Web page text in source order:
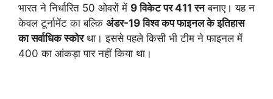
भारत ने निर्धारित 50 ओवरों में 9 विकेट पर 411 रनबनाए। यह न
केवल टूर्नामेंट का बल्कि अंडर-19 विश्व कप फाइनल के इतिहास
का सर्वाधिक स्कोरथा। इससे पहले किसी भी टीम ने फाइनल में
400 का आंकड़ा पार नहीं किया था।